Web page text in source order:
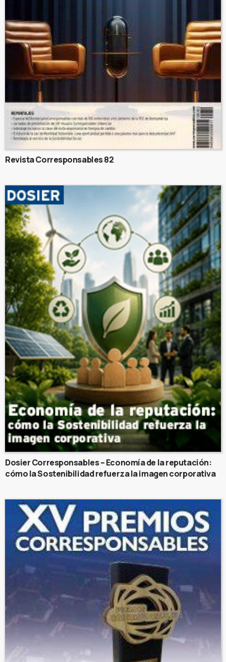
Revista Corresponsables 82
Dosier Corresponsables – Economía de la reputación:
cómo la Sostenibilidad refuerza la imagen corporativa